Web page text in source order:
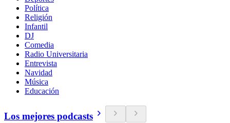
Política
Religión
Infantil
DJ
Comedia
Radio Universitaria
Entrevista
Navidad
Música
Educación
Los mejores podcasts